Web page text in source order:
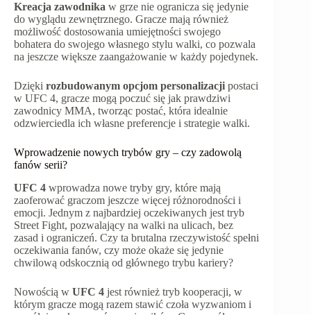
Kreacja zawodnika w grze nie ogranicza się jedynie
do wyglądu zewnętrznego. Gracze mają również
możliwość dostosowania umiejętności swojego
bohatera do swojego własnego stylu walki, co pozwala
na jeszcze większe zaangażowanie w każdy pojedynek.
Dzięki rozbudowanym opcjom personalizacji postaci
w UFC 4, gracze mogą poczuć się jak prawdziwi
zawodnicy MMA, tworząc postać, która idealnie
odzwierciedla ich własne preferencje i strategie walki.
Wprowadzenie nowych trybów gry – czy zadowolą
fanów serii?
UFC 4 wprowadza nowe tryby gry, które mają
zaoferować graczom jeszcze więcej różnorodności i
emocji. Jednym z najbardziej oczekiwanych jest tryb
Street Fight, pozwalający na walki na ulicach, bez
zasad i ograniczeń. Czy ta brutalna rzeczywistość spełni
oczekiwania fanów, czy może okaże się jedynie
chwilową odskocznią od głównego trybu kariery?
Nowością w UFC 4 jest również tryb kooperacji, w
którym gracze mogą razem stawić czoła wyzwaniom i